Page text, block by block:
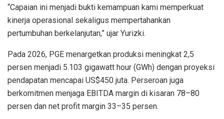
“Capaian ini menjadi bukti kemampuan kami memperkuat
kinerja operasional sekaligus mempertahankan
pertumbuhan berkelanjutan,” ujar Yurizki.
Pada 2026, PGE menargetkan produksi meningkat 2,5
persen menjadi 5.103 gigawatt hour (GWh) dengan proyeksi
pendapatan mencapai US$450 juta. Perseroan juga
berkomitmen menjaga EBITDA margin di kisaran 78–80
persen dan net profit margin 33–35 persen.